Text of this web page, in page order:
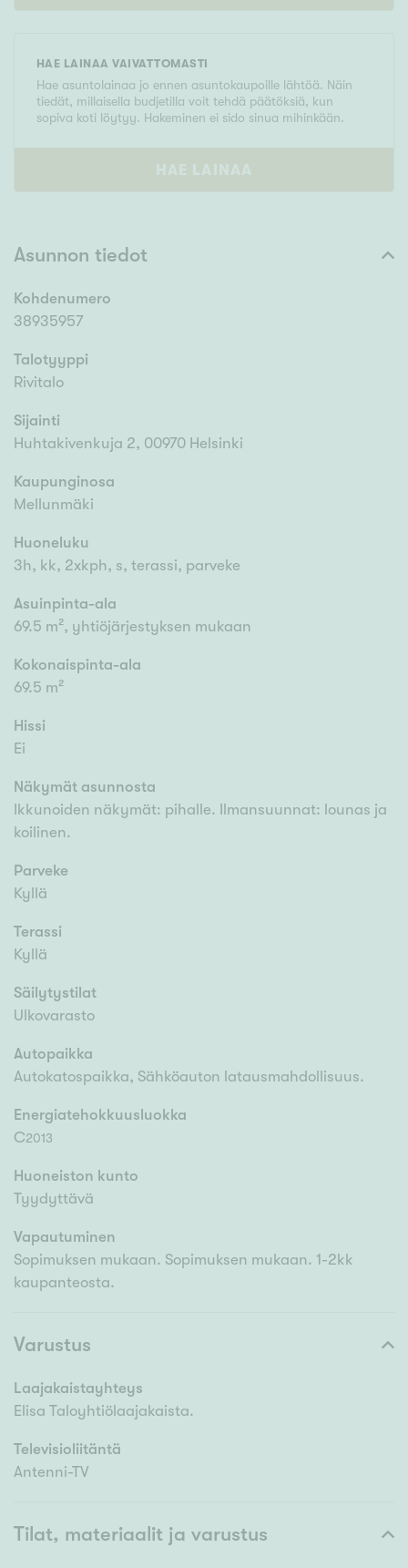
HAE LAINAA VAIVATTOMASTI
Hae asuntolainaa jo ennen asuntokaupoille lähtöä. Näin
tiedät, millaisella budjetilla voit tehdä päätöksiä, kun
sopiva koti löytyy. Hakeminen ei sido sinua mihinkään.
HAE LAINAA
Asunnon tiedot
Kohdenumero
38935957
Talotyyppi
Rivitalo
Sijainti
Huhtakivenkuja 2, 00970 Helsinki
Kaupunginosa
Mellunmäki
Huoneluku
3h, kk, 2xkph, s, terassi, parveke
Asuinpinta-ala
69.5 m², yhtiöjärjestyksen mukaan
Kokonaispinta-ala
69.5 m²
Hissi
Ei
Näkymät asunnosta
Ikkunoiden näkymät: pihalle. Ilmansuunnat: lounas ja
koilinen.
Parveke
Kyllä
Terassi
Kyllä
Säilytystilat
Ulkovarasto
Autopaikka
Autokatospaikka, Sähköauton latausmahdollisuus.
Energiatehokkuusluokka
C2013
Huoneiston kunto
Tyydyttävä
Vapautuminen
Sopimuksen mukaan. Sopimuksen mukaan. 1-2kk
kaupanteosta.
Varustus
Laajakaistayhteys
Elisa Taloyhtiölaajakaista.
Televisioliitäntä
Antenni-TV
Tilat, materiaalit ja varustus